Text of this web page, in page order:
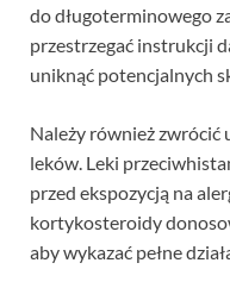
do długoterminowego
przestrzegać instrukcji
uniknąć potencjalnych
Należy również zwrócić
leków. Leki
przed ekspozycją na
kortykosteroidy
aby wykazać pełne